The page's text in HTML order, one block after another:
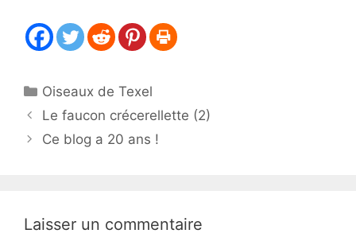
Catégories
Oiseaux de Texel
Le faucon crécerellette (2)
Ce blog a 20 ans !
Laisser un commentaire